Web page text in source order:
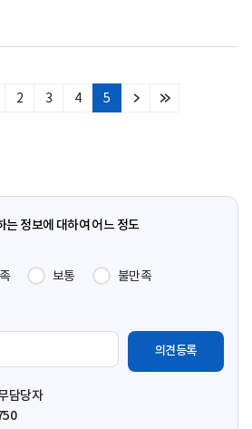
2 3 4 5
다
마
는 정보에 대하여 어느 정도
보통
불만족
담당자